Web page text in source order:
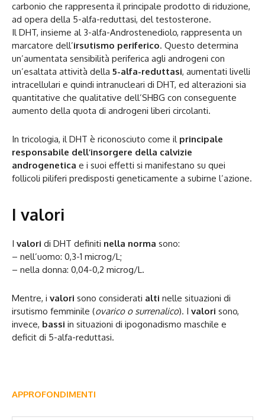
carbonio che rappresenta il principale prodotto di riduzione,
ad opera della 5-alfa-reduttasi, del testosterone.
Il DHT, insieme al 3-alfa-Androstenediolo, rappresenta un
marcatore dell’irsutismo periferico. Questo determina
un’aumentata sensibilità periferica agli androgeni con
un’esaltata attività della 5-alfa-reduttasi, aumentati livelli
intracellulari e quindi intranucleari di DHT, ed alterazioni sia
quantitative che qualitative dell’SHBG con conseguente
aumento della quota di androgeni liberi circolanti.
In tricologia, il DHT è riconosciuto come il principale
responsabile dell’insorgere della calvizie
androgenetica e i suoi effetti si manifestano su quei
follicoli piliferi predisposti geneticamente a subirne l’azione.
I valori
I valori di DHT definiti nella norma sono:
– nell’uomo: 0,3-1 microg/L;
– nella donna: 0,04-0,2 microg/L.
Mentre, i valori sono considerati alti nelle situazioni di
irsutismo femminile (ovarico o surrenalico). I valori sono,
invece, bassi in situazioni di ipogonadismo maschile e
deficit di 5-alfa-reduttasi.
APPROFONDIMENTI